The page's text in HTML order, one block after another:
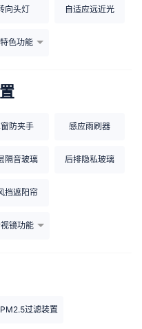
向头灯 自适应远近光
色功能
防夹手 感应雨刷器
隔音玻璃 后排隐私玻璃
挡遮阳帘
镜功能
过滤装置